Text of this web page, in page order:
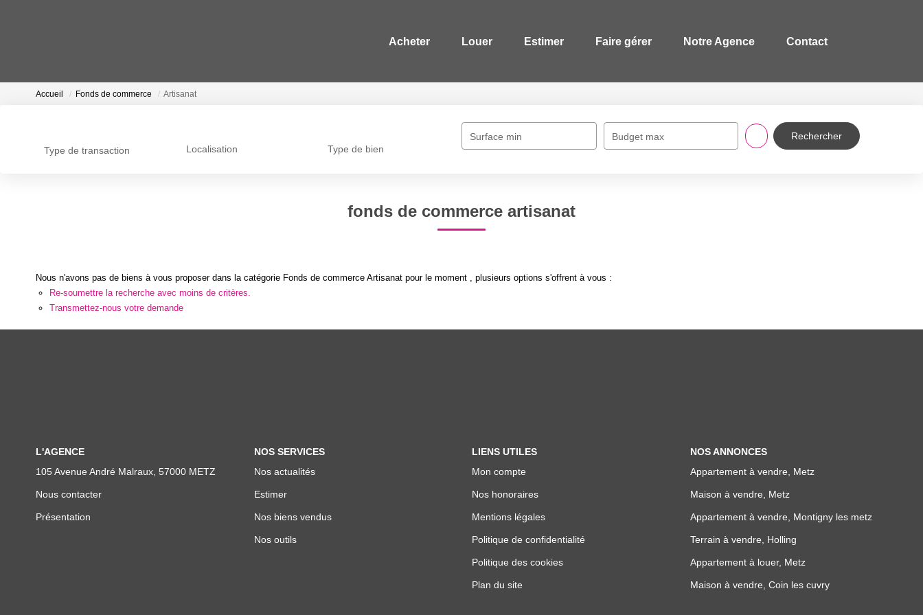
Acheter Louer Estimer Faire gérer Notre Agence Contact
Accueil Fonds de commerce Artisanat
Type de transaction Localisation Type de bien
Surface min Budget max
fonds de commerce artisanat
Nous n'avons pas de biens à vous proposer dans la catégorie Fonds de commerce Artisanat pour le moment , plusieurs options s'offrent à vous :
Re-soumettre la recherche avec moins de critères.
Transmettez-nous votre demande
L'AGENCE
105 Avenue André Malraux, 57000 METZ
Nous contacter
Présentation
NOS SERVICES
Nos actualités
Estimer
Nos biens vendus
Nos outils
LIENS UTILES
Mon compte
Nos honoraires
Mentions légales
Politique de confidentialité
Politique des cookies
Plan du site
NOS ANNONCES
Appartement à vendre, Metz
Maison à vendre, Metz
Appartement à vendre, Montigny les metz
Terrain à vendre, Holling
Appartement à louer, Metz
Maison à vendre, Coin les cuvry